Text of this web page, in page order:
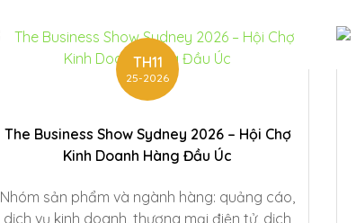
TH11
25-2026
The Business Show Sydney 2026 – Hội Chợ
Kinh Doanh Hàng Đầu Úc
Nhóm sản phẩm và ngành hàng: quảng cáo,
dịch vụ kinh doanh, thương mại điện tử, dịch